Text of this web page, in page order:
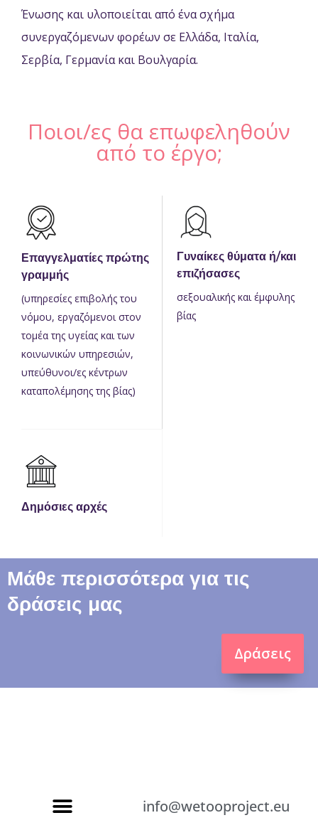
Ένωσης και υλοποιείται από ένα σχήμα
συνεργαζόμενων φορέων σε Ελλάδα, Ιταλία,
Σερβία, Γερμανία και Βουλγαρία.
Ποιοι/ες θα επωφεληθούν
από το έργο;
Επαγγελματίες πρώτης
γραμμής
(υπηρεσίες επιβολής του
νόμου, εργαζόμενοι στον
τομέα της υγείας και των
κοινωνικών υπηρεσιών,
υπεύθυνοι/ες κέντρων
καταπολέμησης της βίας)
Γυναίκες θύματα ή/και
επιζήσασες
σεξουαλικής και έμφυλης
βίας
Δημόσιες αρχές
Μάθε περισσότερα για τις
δράσεις μας
Δράσεις
info@wetooproject.eu